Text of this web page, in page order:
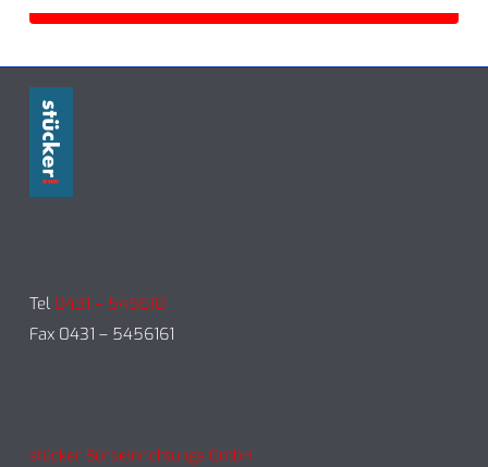
Tel 0431 – 545610
Fax 0431 – 5456161
stücker Büroeinrichtungs GmbH